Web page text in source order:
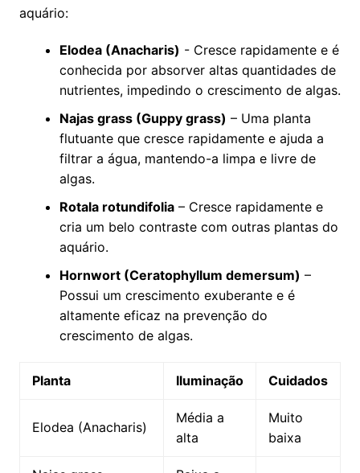
aquário:
Elodea (Anacharis) ‍- Cresce ⁣rapidamente e é
conhecida por absorver altas quantidades de
nutrientes, impedindo ⁣o ⁤crescimento de algas.
Najas grass (Guppy grass) – Uma planta
flutuante que cresce rapidamente e ajuda ‌a
filtrar a água, mantendo-a limpa‌ e livre de
algas.
Rotala rotundifolia– Cresce rapidamente e
cria um belo‍ contraste com outras plantas do
aquário.
Hornwort (Ceratophyllum⁢ demersum) –
Possui um crescimento exuberante e ⁣é
altamente eficaz na prevenção do​
crescimento‌ de algas.
Planta Iluminação Cuidados
Elodea ⁣(Anacharis)
Média a
alta
Muito
baixa